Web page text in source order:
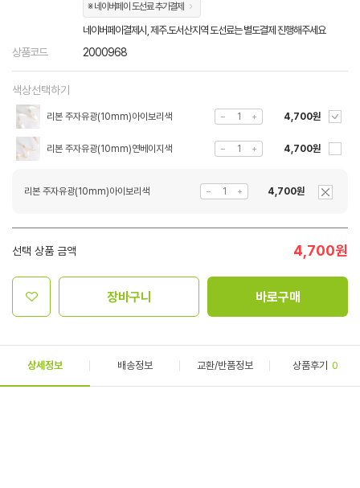
※ 네이버페이 도선료 추가결제
네이버페이결제시, 제주.도서산지역 도선료는 별도결제 진행해주세요
상품코드 2000968
색상선택하기
리본 주자유광(10mm)아이보리색 4,700원
리본 주자유광(10mm)연베이지색 4,700원
리본 주자유광(10mm)아이보리색 4,700원
선택 상품 금액 4,700원
장바구니 바로구매
상세정보 배송정보 교환/반품정보 상품후기 0